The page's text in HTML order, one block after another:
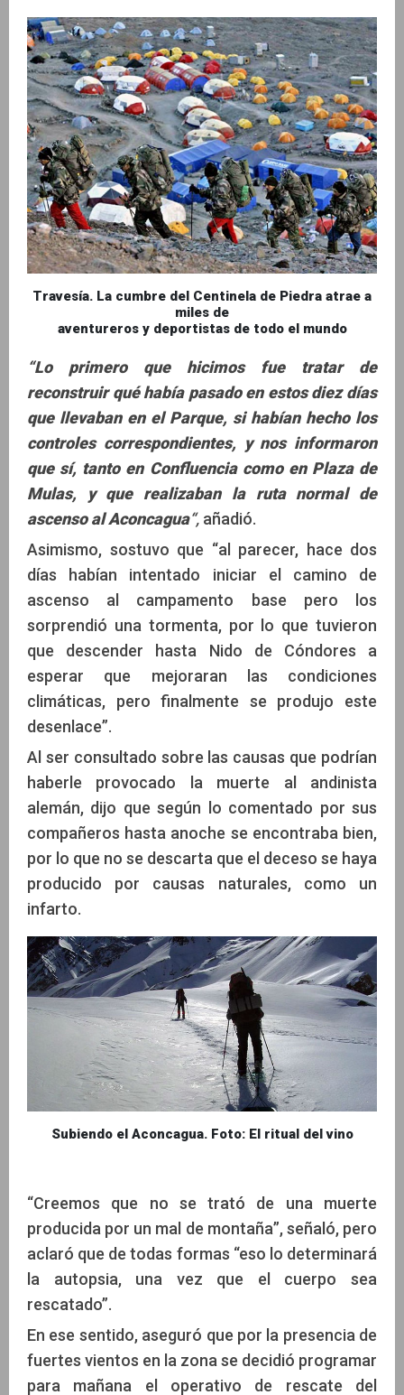
Travesía. La cumbre del Centinela de Piedra atrae a
miles de
aventureros y deportistas de todo el mundo
“Lo primero que hicimos fue tratar de
reconstruir qué había pasado en estos diez días
que llevaban en el Parque, si habían hecho los
controles correspondientes, y nos informaron
que sí, tanto en Confluencia como en Plaza de
Mulas, y que realizaban la ruta normal de
ascenso al Aconcagua“, añadió.
Asimismo, sostuvo que “al parecer, hace dos
días habían intentado iniciar el camino de
ascenso al campamento base pero los
sorprendió una tormenta, por lo que tuvieron
que descender hasta Nido de Cóndores a
esperar que mejoraran las condiciones
climáticas, pero finalmente se produjo este
desenlace”.
Al ser consultado sobre las causas que podrían
haberle provocado la muerte al andinista
alemán, dijo que según lo comentado por sus
compañeros hasta anoche se encontraba bien,
por lo que no se descarta que el deceso se haya
producido por causas naturales, como un
infarto.
Subiendo el Aconcagua. Foto: El ritual del vino
“Creemos que no se trató de una muerte
producida por un mal de montaña”, señaló, pero
aclaró que de todas formas “eso lo determinará
la autopsia, una vez que el cuerpo sea
rescatado”.
En ese sentido, aseguró que por la presencia de
fuertes vientos en la zona se decidió programar
para mañana el operativo de rescate del